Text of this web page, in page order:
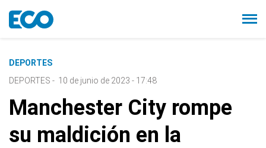
DEPORTES
DEPORTES - 10 de junio de 2023 - 17:48
Manchester City rompe
su maldición en la